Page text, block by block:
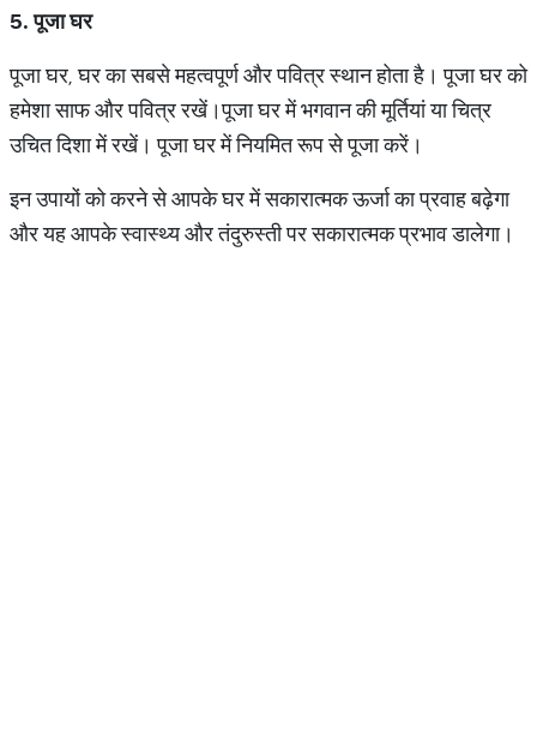
5.पूजाघर
पूजा घर, घर का सबसे महत्वपूर्ण और पवित्र स्थान होता है। पूजा घर को
हमेशा साफ और पवित्र रखें।पूजा घर में भगवान की मूर्तियां या चित्र
उचित दिशा में रखें। पूजा घर में नियमित रूप से पूजा करें।
इन उपायों को करने से आपके घर में सकारात्मक ऊर्जा का प्रवाह बढ़ेगा
और यह आपके स्वास्थ्य और तंदुरुस्ती पर सकारात्मक प्रभाव डालेगा।